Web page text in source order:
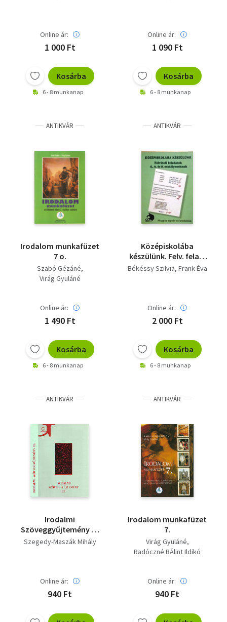
Online ár:
1 000 Ft
Kosárba
6 - 8 munkanap
Online ár:
1 090 Ft
Kosárba
6 - 8 munkanap
ANTIKVÁR
Irodalom munkafüzet
7 o.
Szabó Gézáné
Virág Gyuláné
Online ár:
1 490 Ft
Kosárba
6 - 8 munkanap
ANTIKVÁR
Középiskolába
készülünk. Felv. felad.
4., 6., 8. o.nak (mat.,
Békéssy Szilvia Frank Éva
Online ár:
2 000 Ft
Kosárba
6 - 8 munkanap
ANTIKVÁR
Irodalmi
Szöveggyűjtemény III.
A gimnázium III.
Szegedy-Maszák Mihály
Online ár:
940 Ft
ANTIKVÁR
Irodalom munkafüzet
7.
Virág Gyuláné
Radóczné BÁlint Ildikó
Online ár:
940 Ft